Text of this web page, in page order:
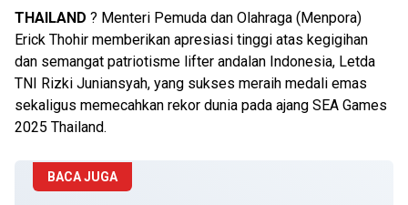
THAILAND ? Menteri Pemuda dan Olahraga (Menpora)
Erick Thohir memberikan apresiasi tinggi atas kegigihan
dan semangat patriotisme lifter andalan Indonesia, Letda
TNI Rizki Juniansyah, yang sukses meraih medali emas
sekaligus memecahkan rekor dunia pada ajang SEA Games
2025 Thailand.
BACA JUGA